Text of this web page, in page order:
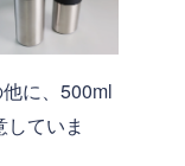
に、500ml
ていま